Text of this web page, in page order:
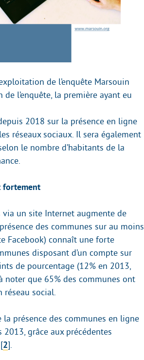
de l’enquête Marsouin
l’enquête, la première ayant eu
2018 sur la présence en ligne
réseaux sociaux. Il sera également
le nombre d’habitants de la
fortement
via un site Internet augmente de
des communes sur au moins
Facebook) connaît une forte
disposant d’un compte sur
de pourcentage (12% en 2013,
noter que 65% des communes ont
réseau social.
la présence des communes en ligne
grâce aux précédentes
[2].